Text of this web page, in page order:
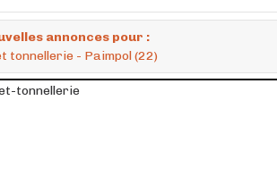
annonces pour :
tonnellerie - Paimpol (22)
tonnellerie